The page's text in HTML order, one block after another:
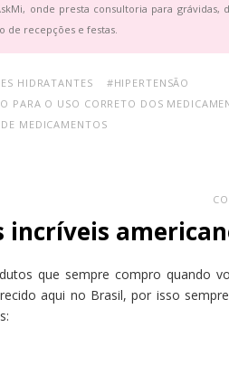
onde presta consultoria para grávidas,
de recepções e festas.
HIDRATANTES
#HIPERTENSÃO
PARA O USO CORRETO DOS
MEDICAMENTOS
incríveis
que sempre compro quando
aqui no Brasil, por isso